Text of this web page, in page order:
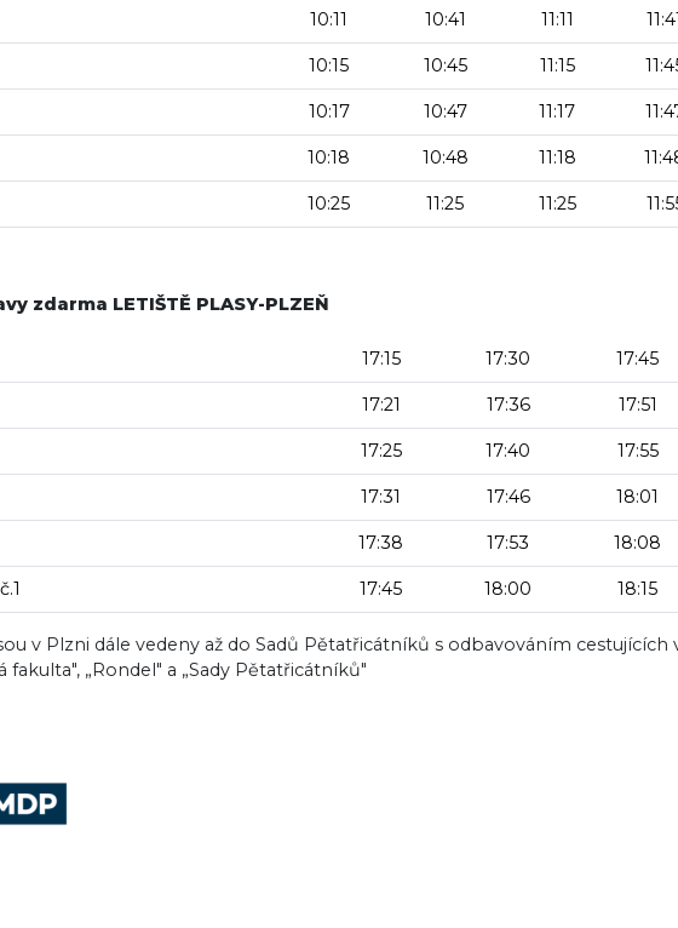
10:11 10:41 11:11
10:15 10:45 11:15
10:17 10:47 11:17
10:18 10:48 11:18
10:25 11:25 11:25
zdarma LETIŠTĚ PLASY-PLZEŇ
17:15 17:30 17:45
17:21 17:36 17:51
17:25 17:40 17:55
17:31 17:46 18:01
17:38 17:53 18:08
17:45 18:00 18:15
v Plzni dále vedeny až do Sadů Pětatřicátníků s odbavováním cestujících
fakulta", „Rondel" a „Sady Pětatřicátníků"